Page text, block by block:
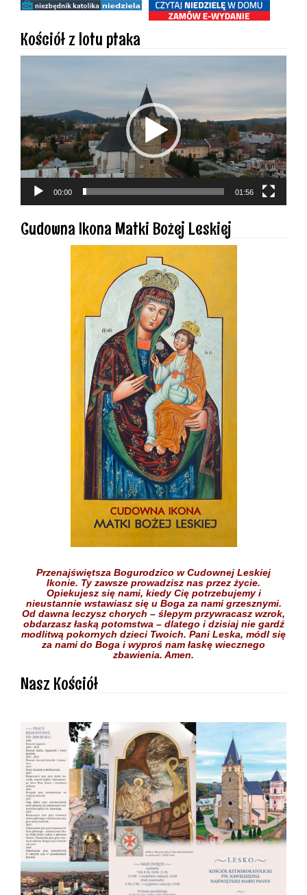
Kościół z lotu ptaka
00:00 01:56
Cudowna Ikona Matki Bożej Leskiej
Przenajświętsza Bogurodzico w Cudownej Leskiej
Ikonie. Ty zawsze prowadzisz nas przez życie.
Opiekujesz się nami, kiedy Cię potrzebujemyi
nieustannie wstawiasz się u Boga za nami grzesznymi.
Od dawna leczysz chorych – ślepym przywracasz wzrok,
obdarzasz łaską potomstwa – dlatego i dzisiaj nie gardź
modlitwą pokornych dzieci Twoich. Pani Leska, módl się
za nami do Boga i wyproś nam łaskę wiecznego
zbawienia. Amen.
Nasz Kościół